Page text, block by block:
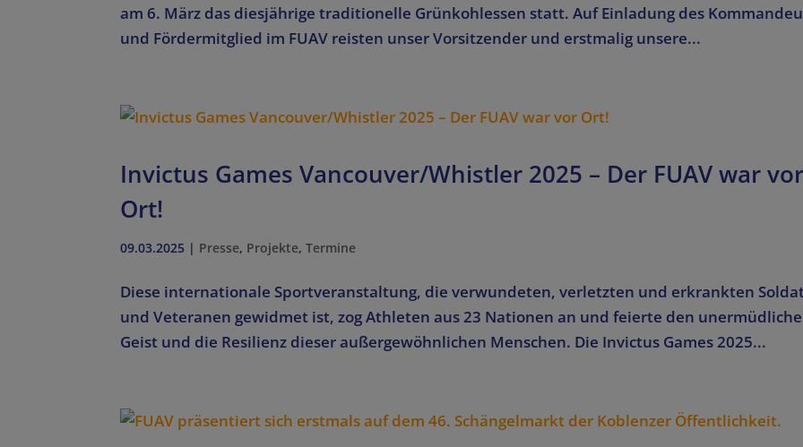
am 6. März das diesjährige traditionelle Grünkohlessen statt. Auf Einladung des
und Fördermitglied im FUAV reisten unser Vorsitzender und erstmalig unsere...
Invictus Games Vancouver/Whistler 2025 – Der FUAV war
Ort!
09.03.2025 | Presse, Projekte,Termine
Diese internationale Sportveranstaltung, die verwundeten, verletzten und erkrankten
und Veteranen gewidmet ist, zog Athleten aus 23 Nationen an und feierte den
Geist und die Resilienz dieser außergewöhnlichen Menschen. Die Invictus Games 2025...